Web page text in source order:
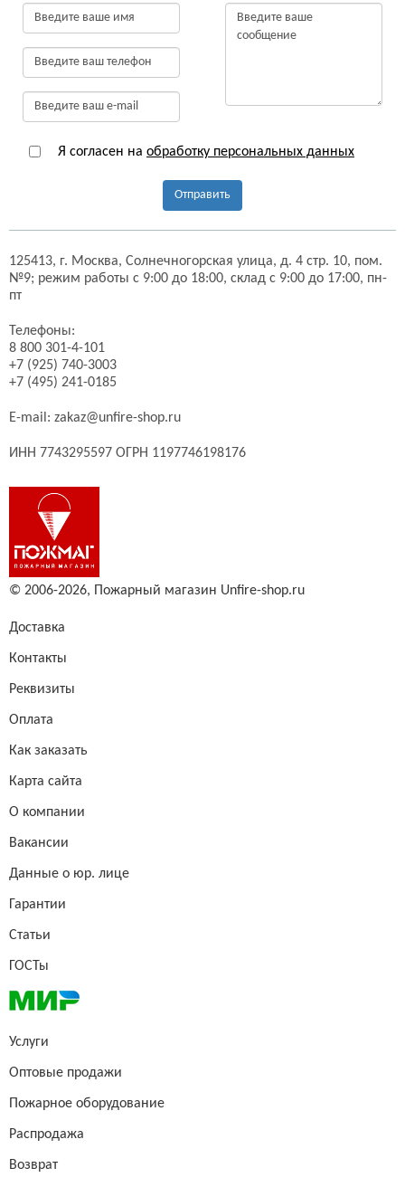
Я согласен на обработку персональных данных
Отправить
125413, г. Москва, Солнечногорская улица, д. 4 стр. 10, пом.
№9; режим работы с 9:00 до 18:00, склад с 9:00 до 17:00, пн-
пт
Телефоны:
8 800 301-4-101
+7 (925) 740-3003
+7 (495) 241-0185
E-mail: zakaz@unfire-shop.ru
ИНН 7743295597 ОГРН 1197746198176
© 2006-2026, Пожарный магазин Unfire-shop.ru
Доставка
Контакты
Реквизиты
Оплата
Как заказать
Карта сайта
О компании
Вакансии
Данные о юр. лице
Гарантии
Статьи
ГОСТы
Услуги
Оптовые продажи
Пожарное оборудование
Распродажа
Возврат